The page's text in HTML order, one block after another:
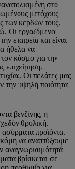
στο
μετόχους
των κερδών τους.
Οι εργαζόμενοι
εταιρεία και είναι
ήθελα να
κόσμο για την
επιχείρηση.
Οι πελάτες μας
την υψηλή ποιότητα
βενζίνης, η
θρυλική.
ασύρματα προϊόντα.
να αναπτύξουμε
αναγνωρισιμότητά
βρίσκεται σε
προθυμία για